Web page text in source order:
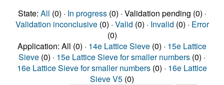
State: All (0) · In progress(0) · Validation pending (0) ·
Validation inconclusive(0) · Valid (0) · Invalid (0) · Error
(0)
Application: All (0) · 14e Lattice Sieve (0) · 15e Lattice
Sieve (0) · 15e Lattice Sieve for smaller numbers (0) ·
16e Lattice Sieve for smaller numbers (0) · 16e Lattice
Sieve V5 (0)